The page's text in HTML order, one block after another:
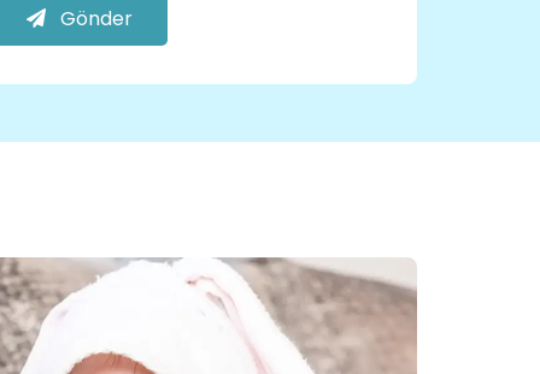
Gönder